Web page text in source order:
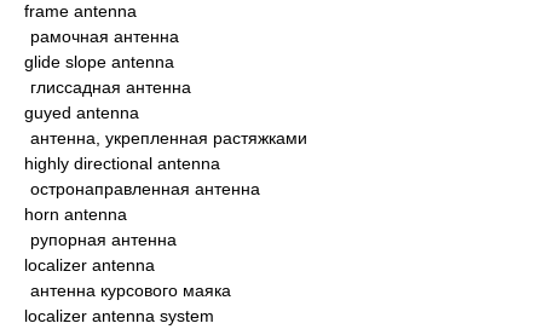
frame antenna
рамочная антенна
glide slope antenna
глиссадная антенна
guyed antenna
антенна, укрепленная растяжками
highly directional antenna
остронаправленная антенна
horn antenna
рупорная антенна
localizer antenna
антенна курсового маяка
localizer antenna system